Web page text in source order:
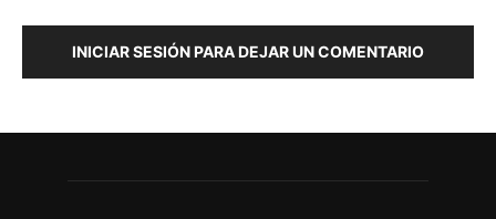
INICIAR SESIÓN PARA DEJAR UN COMENTARIO